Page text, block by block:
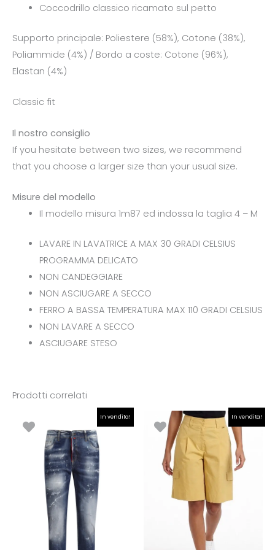
Coccodrillo classico ricamato sul petto
Supporto principale: Poliestere (58%), Cotone (38%),
Poliammide (4%) / Bordo a coste: Cotone (96%),
Elastan (4%)
Classic fit
Il nostro consiglio
If you hesitate between two sizes, we recommend
that you choose a larger size than your usual size.
Misure del modello
Il modello misura 1m87 ed indossa la taglia 4 – M
LAVARE IN LAVATRICE A MAX 30 GRADI CELSIUS
PROGRAMMA DELICATO
NON CANDEGGIARE
NON ASCIUGARE A SECCO
FERRO A BASSA TEMPERATURA MAX 110 GRADI CELSIUS
NON LAVARE A SECCO
ASCIUGARE STESO
Prodotti correlati
In vendita!
originale
era:
€199.00.
prezzo
attuale
è:
€99.00.
In vendita!
Il
prezzo
originale
era:
€79.90.
prezzo
attuale
è:
€55.93.